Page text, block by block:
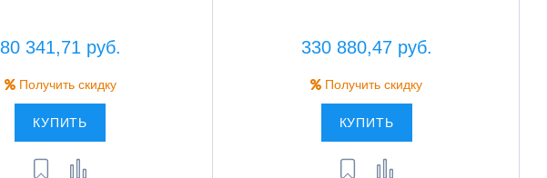
80 341,71 руб.
Получить скидку
КУПИТЬ
330 880,47 руб.
Получить скидку
КУПИТЬ